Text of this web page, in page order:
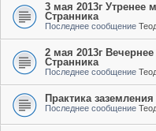
3 мая 2013г Утренее
Странника
Последнее сообщение
2 мая 2013г
Странника
Последнее сообщение
Практика
Последнее сообщение